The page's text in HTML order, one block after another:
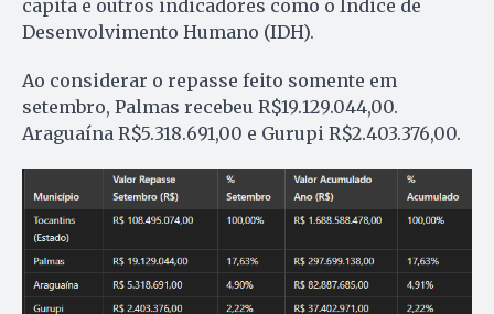
capita e outros indicadores como o Índice de
Desenvolvimento Humano (IDH).
Ao considerar o repasse feito somente em
setembro, Palmas recebeu R$19.129.044,00.
Araguaína R$5.318.691,00 e Gurupi R$2.403.376,00.